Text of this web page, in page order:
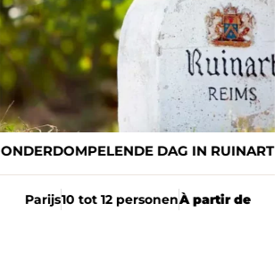
ONDERDOMPELENDE DAG IN RUINART
Parijs10 tot 12 personenÀ partir de